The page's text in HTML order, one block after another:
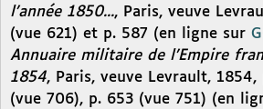
l’année 1850..., Paris, veuve
(vue 621) et p. 587 (en ligne sur
Annuaire militaire de l’Empire
1854, Paris, veuve Levrault, 1854,
(vue 706), p. 653 (vue 751) (en